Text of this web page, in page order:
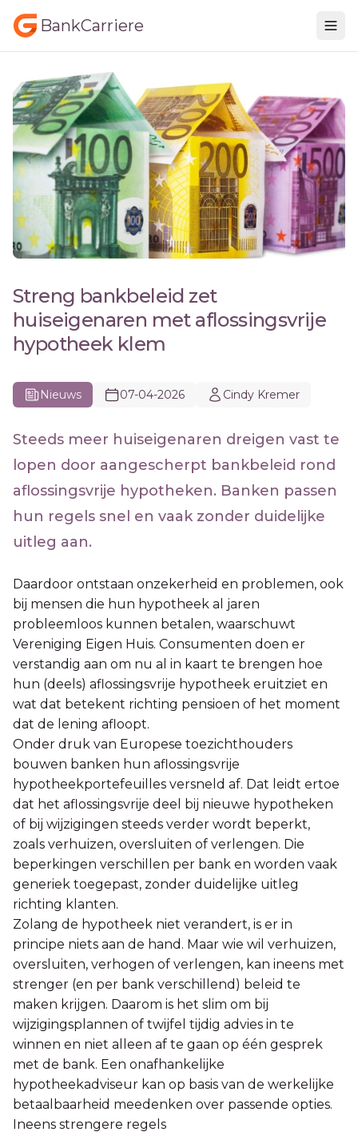
BankCarriere
Streng bankbeleid zet
huiseigenaren met aflossingsvrije
hypotheek klem
Nieuws 07-04-2026 Cindy Kremer
Steeds meer huiseigenaren dreigen vast te
lopen door aangescherpt bankbeleid rond
aflossingsvrije hypotheken. Banken passen
hun regels snel en vaak zonder duidelijke
uitleg aan.
Daardoor ontstaan onzekerheid en problemen, ook
bij mensen die hun hypotheek al jaren
probleemloos kunnen betalen, waarschuwt
Vereniging Eigen Huis. Consumenten doen er
verstandig aan om nu al in kaart te brengen hoe
hun (deels) aflossingsvrije hypotheek eruitziet en
wat dat betekent richting pensioen of het moment
dat de lening afloopt.
Onder druk van Europese toezichthouders
bouwen banken hun aflossingsvrije
hypotheekportefeuilles versneld af. Dat leidt ertoe
dat het aflossingsvrije deel bij nieuwe hypotheken
of bij wijzigingen steeds verder wordt beperkt,
zoals verhuizen, oversluiten of verlengen. Die
beperkingen verschillen per bank en worden vaak
generiek toegepast, zonder duidelijke uitleg
richting klanten.
Zolang de hypotheek niet verandert, is er in
principe niets aan de hand. Maar wie wil verhuizen,
oversluiten, verhogen of verlengen, kan ineens met
strenger (en per bank verschillend) beleid te
maken krijgen. Daarom is het slim om bij
wijzigingsplannen of twijfel tijdig advies in te
winnen en niet alleen af te gaan op één gesprek
met de bank. Een onafhankelijke
hypotheekadviseur kan op basis van de werkelijke
betaalbaarheid meedenken over passende opties.
Ineens strengere regels